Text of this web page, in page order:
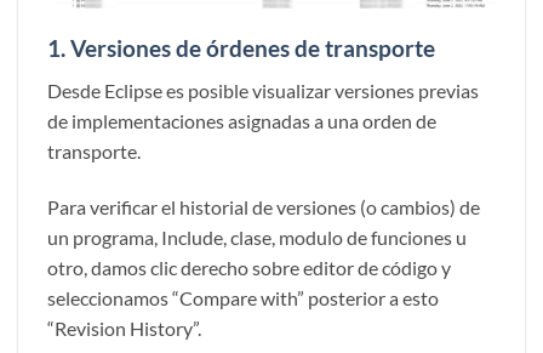
1.Versiones de órdenes de transporte
Desde Eclipse es posible visualizar versiones previas
de implementaciones asignadas a una orden de
transporte.
Para verificar el historial de versiones (o cambios) de
un programa, Include, clase, modulo de funciones u
otro, damos clic derecho sobre editor de código y
seleccionamos “Compare with” posterior a esto
“Revision History”.